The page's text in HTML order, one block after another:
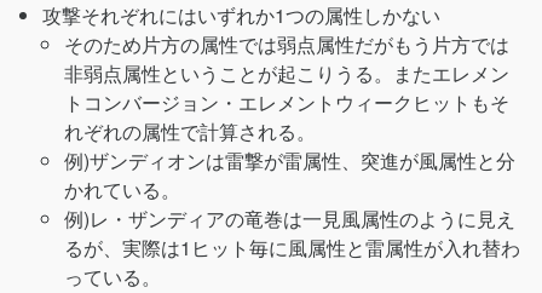
攻撃それぞれにはいずれか1つの属性しかない
そのため片方の属性では弱点属性だがもう片方では
非弱点属性ということが起こりうる。またエレメン
トコンバージョン・エレメントウィークヒットもそ
れぞれの属性で計算される。
例)ザンディオンは雷撃が雷属性、突進が風属性と分
かれている。
例)レ・ザンディアの竜巻は一見風属性のように見え
るが、実際は1ヒット毎に風属性と雷属性が入れ替わ
っている。